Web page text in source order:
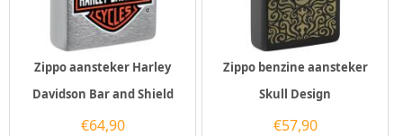
Zippo aansteker Harley
Davidson Bar and Shield
€64,90
Zippo benzine aansteker
Skull Design
€57,90